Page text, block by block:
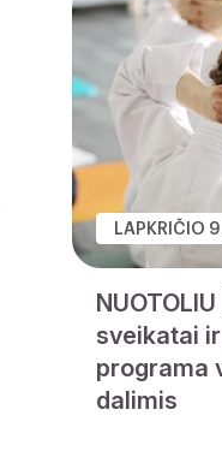
LAPKRIČIO 9
sveikatai
programa
dalimis